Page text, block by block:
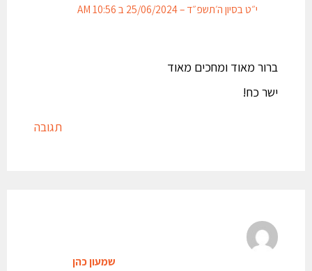
י״ט בסיון ה׳תשפ״ד – 25/06/2024 ב 10:56 AM
ברור מאוד ומחכים מאוד
ישר כח!
תגובה
שמעון כהן